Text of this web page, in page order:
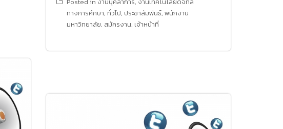
ทางการศึกษา, ทั่วไป, ประชาสัมพันธ์, พนักงาน
มหาวิทยาลัย, สมัครงาน, เจ้าหน้าที่